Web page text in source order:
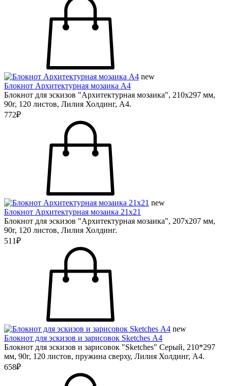
new
Блокнот Архитектурная мозаика А4
Блокнот для эскизов "Архитектурная мозаика", 210х297 мм,
90г, 120 листов, Лилия Холдинг, А4.
772₽
new
Блокнот Архитектурная мозаика 21х21
Блокнот для эскизов "Архитектурная мозаика", 207х207 мм,
90г, 120 листов, Лилия Холдинг.
511₽
new
Блокнот для эскизов и зарисовок Sketches А4
Блокнот для эскизов и зарисовок "Sketches" Серый, 210*297
мм, 90г, 120 листов, пружина сверху, Лилия Холдинг, А4.
658₽